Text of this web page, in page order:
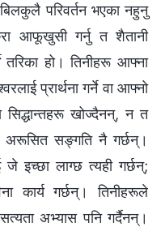
परिवर्तन भएका नहुनु
आफूखुसी गर्नु त शैतानी
तरिका हो। तिनीहरू आफ्ना
प्रार्थना गर्ने वा आफ्नो
सिद्धान्तहरू खोज्दैनन्, न त
अरूसित सङ्गति नै गर्छन्।
लाग्छ त्यही गर्छन्;
कार्य गर्छन्। तिनीहरूले
अभ्यास पनि गर्दैनन्।